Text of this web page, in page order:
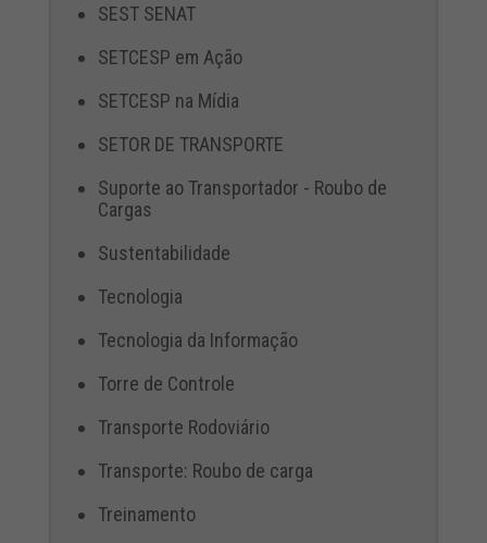
SEST SENAT
SETCESP em Ação
SETCESP na Mídia
SETOR DE TRANSPORTE
Suporte ao Transportador - Roubo de
Cargas
Sustentabilidade
Tecnologia
Tecnologia da Informação
Torre de Controle
Transporte Rodoviário
Transporte: Roubo de carga
Treinamento